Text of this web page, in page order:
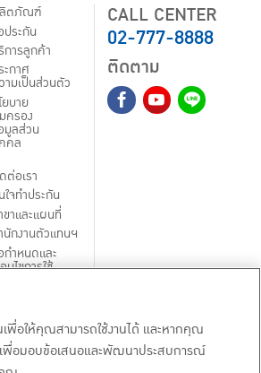
ตภัณฑ์
ประกัน
การลูกค้า
ะกาศ
ามเป็นส่วนตัว
ยบาย
ครอง
มูลส่วน
คล
ต่อเรา
ใจทำประกัน
ขาและแผนที่
นักงานตัวแทนฯ
กำหนดและ
นไขการใช้
CALL CENTER
02-777-8888
ติดตาม
เพื่อให้คุณสามารถใช้งานได้ และหากคุณ
พื่อมอบข้อเสนอและพัฒนาประสบการณ์